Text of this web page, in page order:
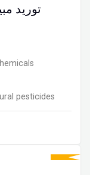
توريد
pesticides